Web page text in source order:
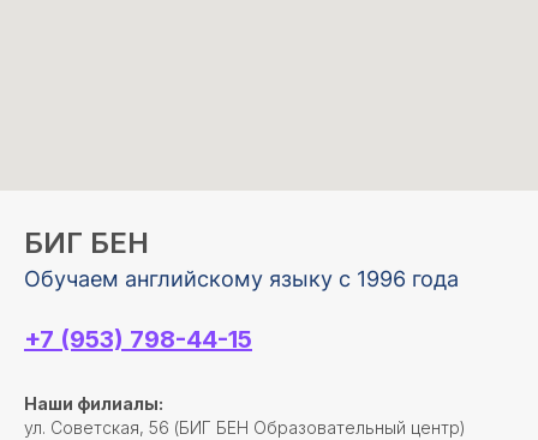
БИГ БЕН
Обучаем английскому языку с 1996 года
+7 (953) 798-44-15
Наши филиалы:
ул. Советская, 56 (БИГ БЕН Образовательный центр)